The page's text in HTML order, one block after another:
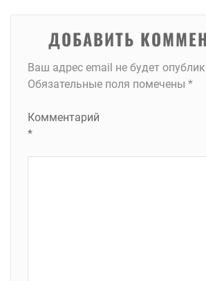
ДОБАВИТЬ
Ваш адрес email не будет
Обязательные поля помечены *
Комментарий
*